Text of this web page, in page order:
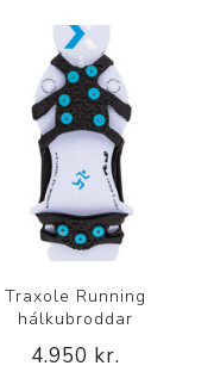
Traxole Running
hálkubroddar
4.950 kr.